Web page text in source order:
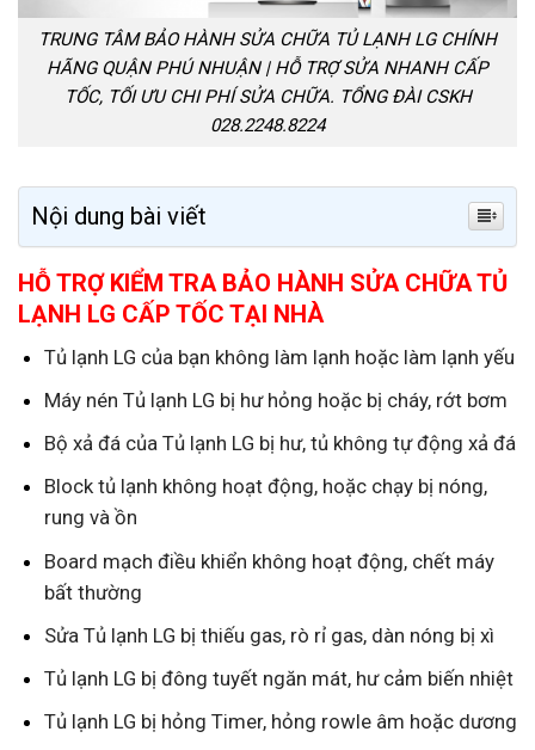
TRUNG TÂM BẢO HÀNH SỬA CHỮA TỦ LẠNH LG CHÍNH
HÃNG QUẬN PHÚ NHUẬN | HỖ TRỢ SỬA NHANH CẤP
TỐC, TỐI ƯU CHI PHÍ SỬA CHỮA. TỔNG ĐÀI CSKH
028.2248.8224
Nội dung bài viết
HỖ TRỢ KIỂM TRA BẢO HÀNH SỬA CHỮA TỦ
LẠNH LG CẤP TỐC TẠI NHÀ
Tủ lạnh LG của bạn không làm lạnh hoặc làm lạnh yếu
Máy nén Tủ lạnh LG bị hư hỏng hoặc bị cháy, rớt bơm
Bộ xả đá của Tủ lạnh LG bị hư, tủ không tự động xả đá
Block tủ lạnh không hoạt động, hoặc chạy bị nóng,
rung và ồn
Board mạch điều khiển không hoạt động, chết máy
bất thường
Sửa Tủ lạnh LG bị thiếu gas, rò rỉ gas, dàn nóng bị xì
Tủ lạnh LG bị đông tuyết ngăn mát, hư cảm biến nhiệt
Tủ lạnh LG bị hỏng Timer, hỏng rowle âm hoặc dương